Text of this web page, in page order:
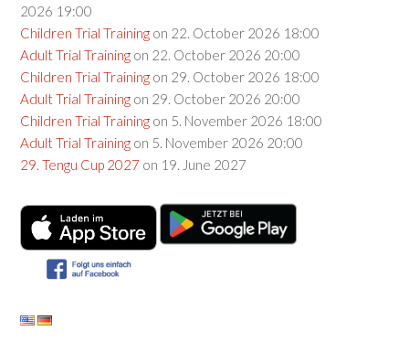
2026 19:00
Children Trial Training on 22. October 2026 18:00
Adult Trial Training on 22. October 2026 20:00
Children Trial Training on 29. October 2026 18:00
Adult Trial Training on 29. October 2026 20:00
Children Trial Training on 5. November 2026 18:00
Adult Trial Training on 5. November 2026 20:00
29. Tengu Cup 2027 on 19. June 2027